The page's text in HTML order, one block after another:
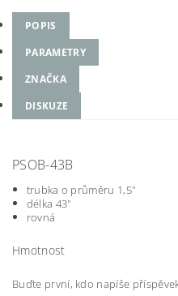
POPIS
PARAMETRY
ZNAČKA
DISKUZE
PSOB-43B
trubka o průměru 1,5"
délka 43"
rovná
Hmotnost
Buďte první, kdo napíše